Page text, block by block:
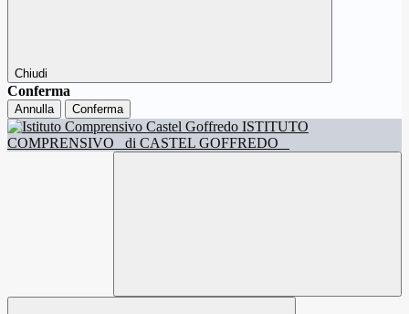
Chiudi
Conferma
Annulla Conferma
ISTITUTO
COMPRENSIVO
di CASTEL GOFFREDO